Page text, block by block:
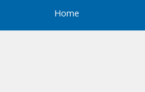
Home